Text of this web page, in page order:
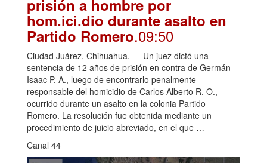
prisión a hombre por
hom.ici.dio durante asalto en
Partido Romero.09:50
Ciudad Juárez, Chihuahua. — Un juez dictó una
sentencia de 12 años de prisión en contra de Germán
Isaac P. A., luego de encontrarlo penalmente
responsable del homicidio de Carlos Alberto R. O.,
ocurrido durante un asalto en la colonia Partido
Romero. La resolución fue obtenida mediante un
procedimiento de juicio abreviado, en el que …
Canal 44